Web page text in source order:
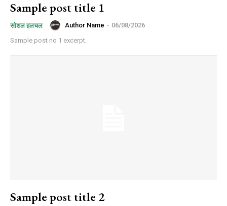
Sample post title 1
सोशल हलचल Author Name - 06/08/2026
Sample post no 1 excerpt.
Sample post title 2